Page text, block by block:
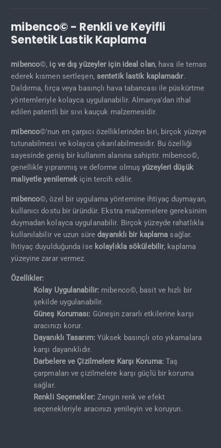
mibenco© - Renkli ve Keyifli
Sentetik Lastik Kaplama
mibenco©, iç ve dış yüzeyler için ideal olan, hava ile temas
ederek kısmen sertleşen, sentetik lastik kaplamadır.
Daldırma, fırça veya basınçlı hava tabancası ile püskürtme
yöntemleriyle kolayca uygulanabilir. Almanya'dan ithal
edilen patentli bir sıvı kauçuk malzemesidir.
mibenco©'nun en çarpıcı özelliklerinden biri, birçok yüzeye
tutunabilmesi ve kolayca çıkarılabilmesidir. Bu özelliği
sayesinde geniş bir kullanım alanına sahiptir. mibenco©,
genellikle yıpranmış ve deforme olmuşyüzeyleri düşük
maliyetle yenilemek için tercih edilir.
mibenco©, özel bir uygulama yöntemine ihtiyaç duymayan,
kullanıcı dostu bir üründür. Ekstra malzemelere gereksinim
duymadan kolayca uygulanabilir. Birçok yüzeyde rahatlıkla
kullanılabilir ve uzun süredayanıklı bir kaplama sağlar.
İhtiyaç duyulduğunda ise kolaylıkla sökülebilir, kaplama
yüzeyine zarar vermez.
Özellikler:
Kolay Uygulanabilir: mibenco©, basit ve hızlı bir
şekilde uygulanabilir.
Güneş Koruması: Güneşin zararlı etkilerine karşı
aracınızı korur.
Dayanıklı Tasarım: Yüksek basınçlı oto yıkamalara
karşı dayanıklıdır.
Darbelere ve Çizilmelere Karşı Koruma: Taş
çarpmaları ve çizilmelere karşı güçlü bir koruma
sağlar.
Renkli Seçenekler: Zengin renk ve efekt
seçenekleriyle aracınızı yenileyin ve koruyun.